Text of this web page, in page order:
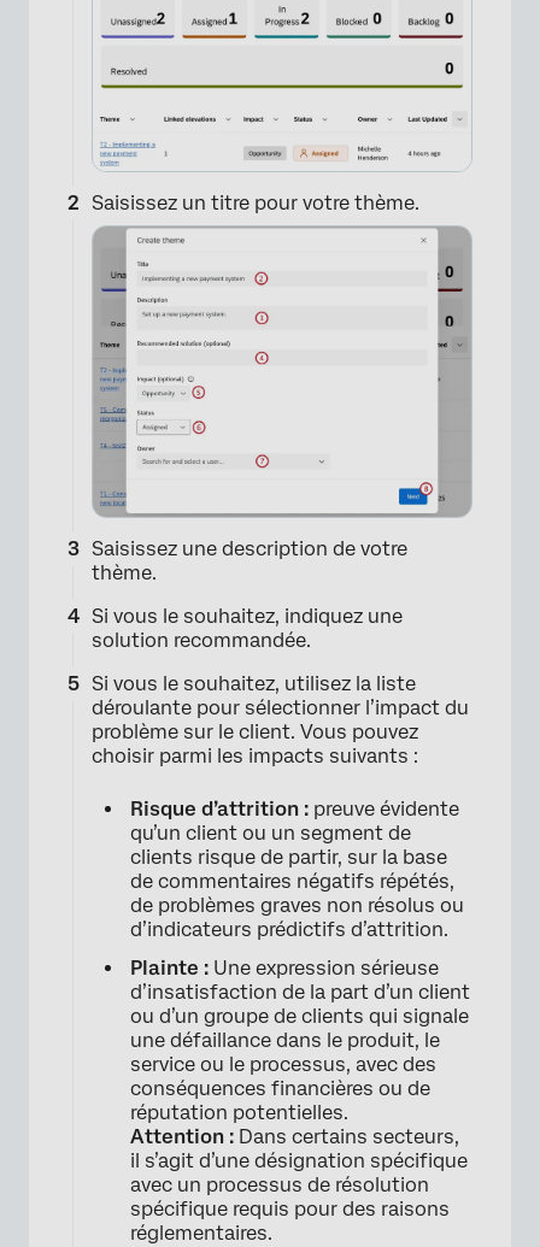
×
Saisissez un titre pour votre thème.
×
Saisissez une description de votre
thème.
Si vous le souhaitez, indiquez une
solution recommandée.
Si vous le souhaitez, utilisez la liste
déroulante pour sélectionner l’impact du
problème sur le client. Vous pouvez
choisir parmi les impacts suivants :
Risque d’attrition : preuve évidente
qu’un client ou un segment de
clients risque de partir, sur la base
de commentaires négatifs répétés,
de problèmes graves non résolus ou
d’indicateurs prédictifs d’attrition.
Plainte : Une expression sérieuse
d’insatisfaction de la part d’un client
ou d’un groupe de clients qui signale
une défaillance dans le produit, le
service ou le processus, avec des
conséquences financières ou de
réputation potentielles.
Attention : Dans certains secteurs,
il s’agit d’une désignation spécifique
avec un processus de résolution
spécifique requis pour des raisons
réglementaires.